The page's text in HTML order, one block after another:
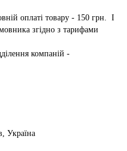
оплаті товару - 150 грн. І
згідно з тарифами
компаній -
Україна